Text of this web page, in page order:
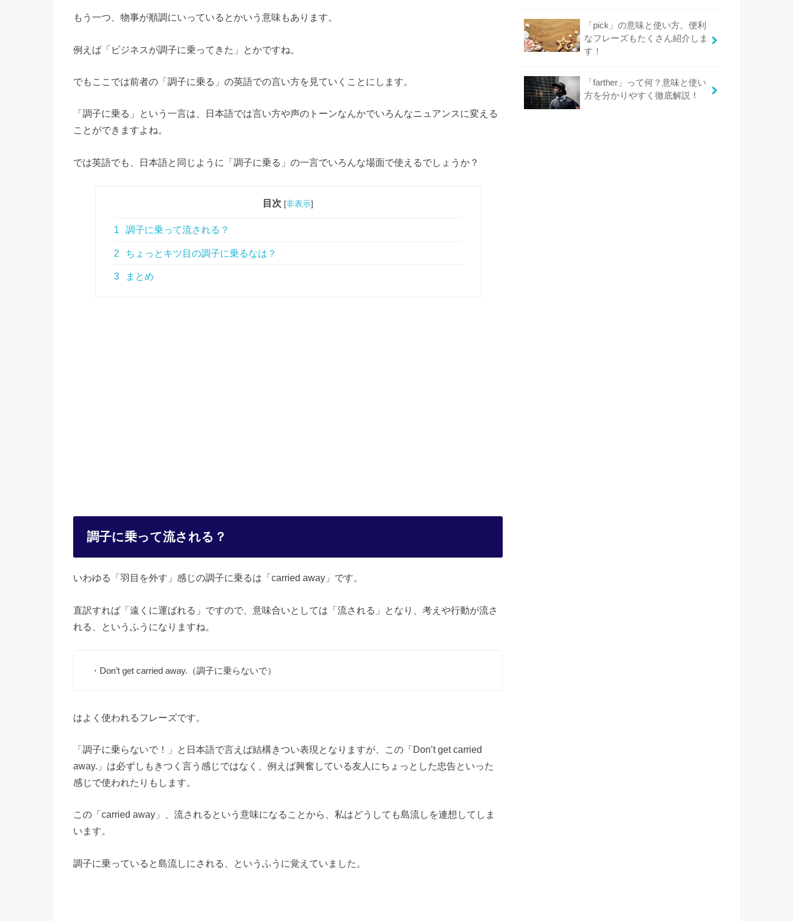
もう一つ、物事が順調にいっているとかいう意味もあります。
例えば「ビジネスが調子に乗ってきた」とかですね。
でもここでは前者の「調子に乗る」の英語での言い方を見ていくことにします。
「調子に乗る」という一言は、日本語では言い方や声のトーンなんかでいろんなニュアンスに変える
ことができますよね。
では英語でも、日本語と同じように「調子に乗る」の一言でいろんな場面で使えるでしょうか？
目次 [非表示]
1 調子に乗って流される？
2 ちょっとキツ目の調子に乗るなは？
3 まとめ
調子に乗って流される？
いわゆる「羽目を外す」感じの調子に乗るは「carried away」です。
直訳すれば「遠くに運ばれる」ですので、意味合いとしては「流される」となり、考えや行動が流さ
れる、というふうになりますね。
・Don’t get carried away.（調子に乗らないで）
はよく使われるフレーズです。
「調子に乗らないで！」と日本語で言えば結構きつい表現となりますが、この「Don’t get carried
away.」は必ずしもきつく言う感じではなく、例えば興奮している友人にちょっとした忠告といった
感じで使われたりもします。
この「carried away」、流されるという意味になることから、私はどうしても島流しを連想してしま
います。
調子に乗っていると島流しにされる、というふうに覚えていました。
「pick」の意味と使い方。便利
なフレーズもたくさん紹介しま
す！
「farther」って何？意味と使い
方を分かりやすく徹底解説！